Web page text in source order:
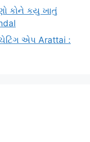
કોને કયુ ખાતું
ચેટિંગ એપ Arattai :